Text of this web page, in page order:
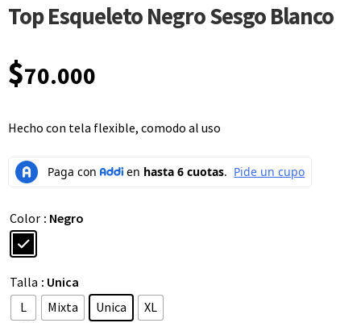
Top Esqueleto Negro Sesgo Blanco
$70.000
Hecho con tela flexible, comodo al uso
Color : Negro
Talla : Unica
L
Mixta Unica
XL